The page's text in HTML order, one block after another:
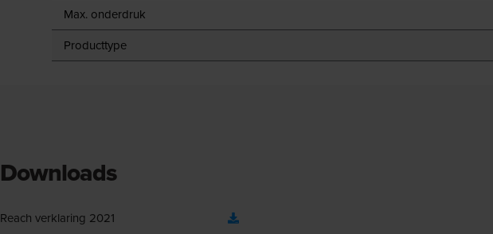
Max. onderdruk
Producttype
Downloads
Reach verklaring 2021